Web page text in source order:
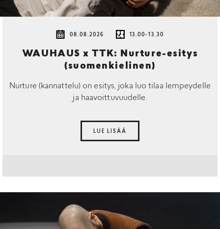
08.08.2026 13.00-13.30
WAUHAUS x TTK: Nurture-esitys
(suomenkielinen)
Nurture (kannattelu) on esitys, joka luo tilaa lempeydelle
ja haavoittuvuudelle.
LUE LISÄÄ